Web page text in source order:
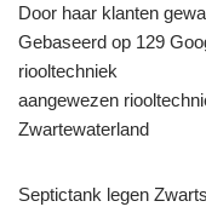
Door haar klanten
Gebaseerd op 129
riooltechniek
aangewezen
Zwartewaterland
Septictank legen